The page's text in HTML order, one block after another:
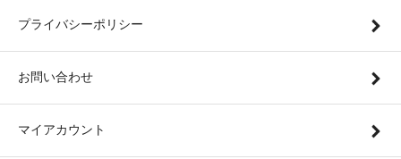
プライバシーポリシー
お問い合わせ
マイアカウント